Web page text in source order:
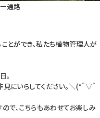
通路
とができ、私たち植物管理人が
。
にいらしてください。＼(*＾▽＾
で、こちらもあわせてお楽しみ